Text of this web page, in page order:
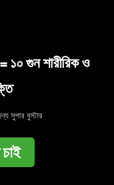
১০ গুন শারীরিক ও
সুপার বুস্টার